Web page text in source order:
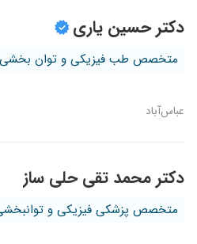
دکتر حسین یاری
متخصص طب فیزیکی و توان بخشی
عباس‌آباد
دکتر محمد تقی حلی ساز
متخصص پزشکی فیزیکی و